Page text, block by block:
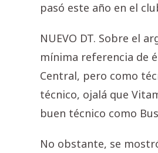
pasó este año en el
NUEVO DT. Sobre el
mínima referencia de
Central, pero como
técnico, ojalá que
buen técnico como
No obstante, se